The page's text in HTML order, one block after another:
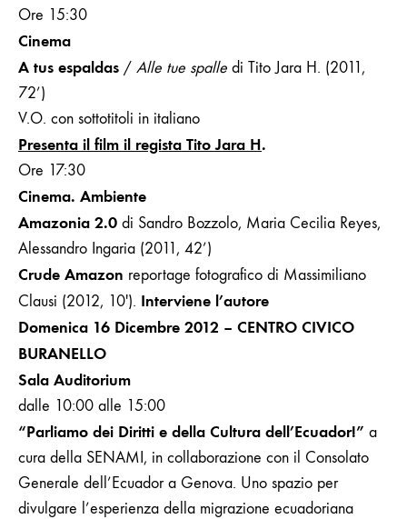
Ore 15:30
Cinema
A tus espaldas / Alle tue spalle di Tito Jara H. (2011,
72’)
V.O. con sottotitoli in italiano
Presenta il film il regista Tito Jara H.
Ore 17:30
Cinema. Ambiente
Amazonia 2.0 di Sandro Bozzolo, Maria Cecilia Reyes,
Alessandro Ingaria (2011, 42’)
Crude Amazon reportage fotografico di Massimiliano
Clausi (2012, 10′). Interviene l’autore
Domenica 16 Dicembre 2012 – CENTRO CIVICO
BURANELLO
Sala Auditorium
dalle 10:00 alle 15:00
“Parliamo dei Diritti e della Cultura dell’Ecuador!” a
cura della SENAMI, in collaborazione con il Consolato
Generale dell’Ecuador a Genova. Uno spazio per
divulgare l’esperienza della migrazione ecuadoriana